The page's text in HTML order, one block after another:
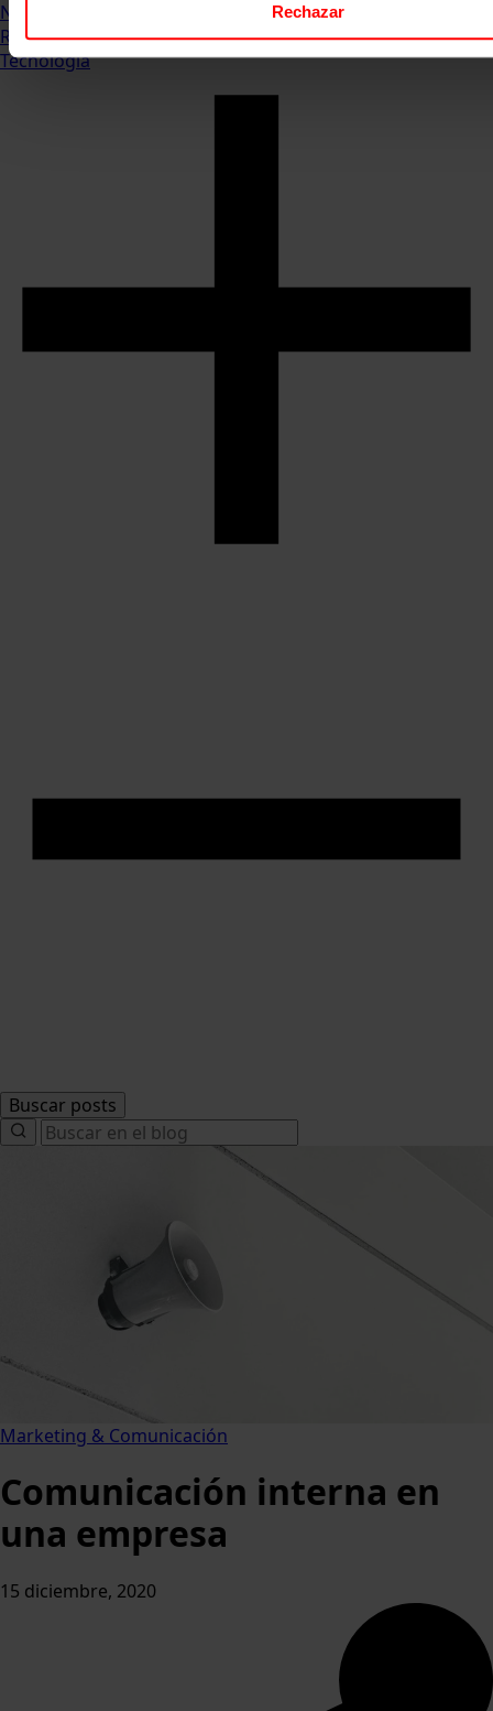
Rechazar
Negocios
Recursos Humanos
Tecnología
Buscar posts
Search
for:
Marketing & Comunicación
Comunicación interna en
una empresa
15 diciembre, 2020